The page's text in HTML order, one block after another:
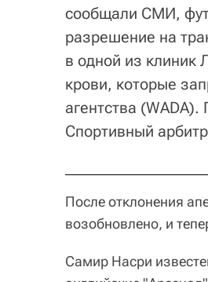
сообщали СМИ,
разрешение на
в одной из клиник
крови, которые
агентства
Спортивный
После отклонения
возобновлено, и
Самир Насри